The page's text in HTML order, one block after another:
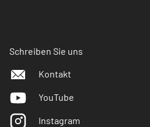
Schreiben Sie uns
Kontakt
YouTube
Instagram